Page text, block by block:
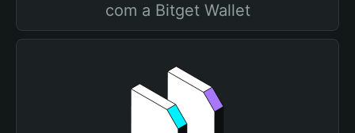
com a Bitget Wallet